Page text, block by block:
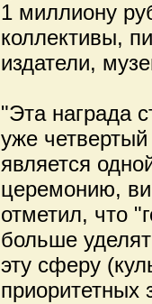
1 миллиону
коллективы,
издатели,
"Эта награда
уже
является
церемонию,
отметил, что
больше
эту сферу
приоритетных